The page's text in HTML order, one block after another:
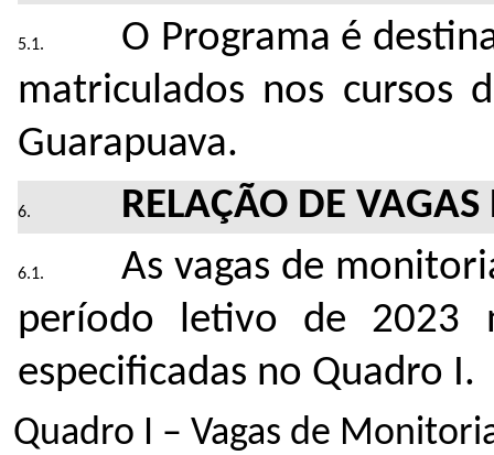
O Programa é
matriculados nos cursos
Guarapuava.
RELAÇÃO DE
As vagas de
período letivo de 2023
especificadas no Quadro I.
Quadro I – Vagas de